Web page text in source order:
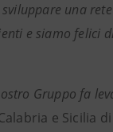
una
e siamo felici
Gruppo fa
e Sicilia